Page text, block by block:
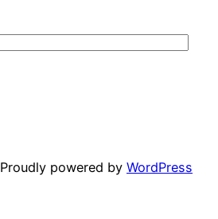
Proudly powered by WordPress